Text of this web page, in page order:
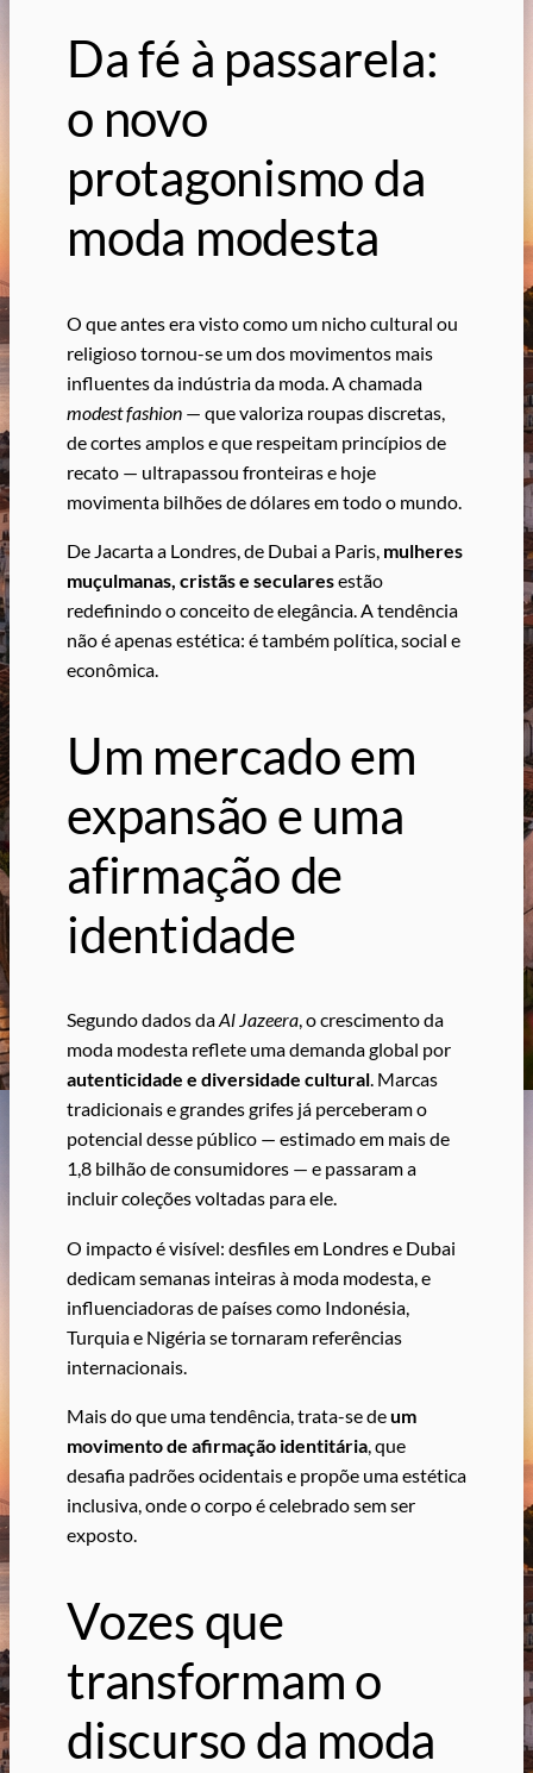
Da fé à passarela:
o novo
protagonismo da
moda modesta
O que antes era visto como um nicho cultural ou
religioso tornou-se um dos movimentos mais
influentes da indústria da moda. A chamada
modest fashion — que valoriza roupas discretas,
de cortes amplos e que respeitam princípios de
recato — ultrapassou fronteiras e hoje
movimenta bilhões de dólares em todo o mundo.
De Jacarta a Londres, de Dubai a Paris, mulheres
muçulmanas, cristãs e secularesestão
redefinindo o conceito de elegância. A tendência
não é apenas estética: é também política, social e
econômica.
Um mercado em
expansão e uma
afirmação de
identidade
Segundo dados daAl Jazeera, o crescimento da
moda modesta reflete uma demanda global por
autenticidade e diversidade cultural. Marcas
tradicionais e grandes grifes já perceberam o
potencial desse público — estimado em mais de
1,8 bilhão de consumidores — e passaram a
incluir coleções voltadas para ele.
O impacto é visível: desfiles em Londres e Dubai
dedicam semanas inteiras à moda modesta, e
influenciadoras de países como Indonésia,
Turquia e Nigéria se tornaram referências
internacionais.
Mais do que uma tendência, trata-se deum
movimento de afirmação identitária, que
desafia padrões ocidentais e propõe uma estética
inclusiva, onde o corpo é celebrado sem ser
exposto.
Vozes que
transformam o
discurso da moda